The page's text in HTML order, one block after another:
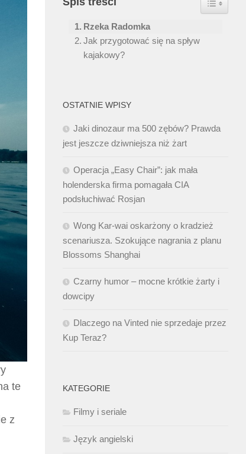
te
z
Rzeka Radomka
Jak przygotować się na spływ
kajakowy?
OSTATNIE WPISY
Jaki dinozaur ma 500 zębów? Prawda
jest jeszcze dziwniejsza niż żart
Operacja „Easy Chair”: jak mała
holenderska firma pomagała CIA
podsłuchiwać Rosjan
Wong Kar-wai oskarżony o kradzież
scenariusza. Szokujące nagrania z planu
Blossoms Shanghai
Czarny humor – mocne krótkie żarty i
dowcipy
Dlaczego na Vinted nie sprzedaje przez
Kup Teraz?
KATEGORIE
Filmy i seriale
Język angielski